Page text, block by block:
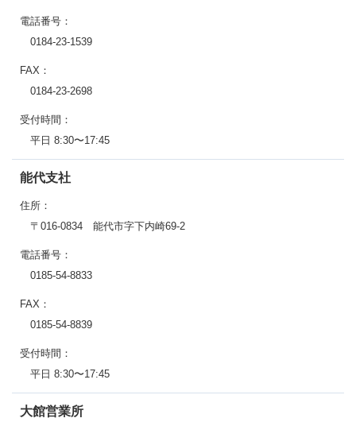
電話番号：
0184-23-1539
FAX：
0184-23-2698
受付時間：
平日 8:30〜17:45
能代支社
住所：
〒016-0834 能代市字下内崎69-2
電話番号：
0185-54-8833
FAX：
0185-54-8839
受付時間：
平日 8:30〜17:45
大館営業所